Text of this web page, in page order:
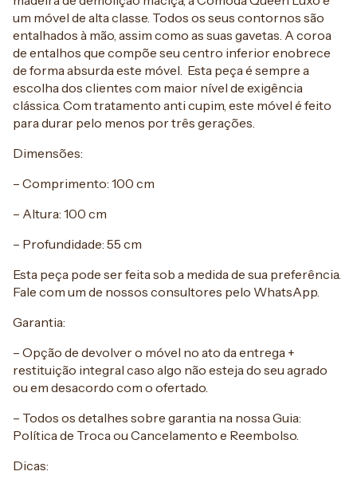
um móvel de alta classe. Todos os seus contornos são
entalhados à mão, assim como as suas gavetas. A coroa
de entalhos que compõe seu centro inferior enobrece
de forma absurda este móvel. Esta peça é sempre a
escolha dos clientes com maior nível de exigência
clássica. Com tratamento anti cupim, este móvel é feito
para durar pelo menos por três gerações.
Dimensões:
– Comprimento: 100 cm
– Altura: 100 cm
– Profundidade: 55 cm
Esta peça pode ser feita sob a medida de sua preferência.
Fale com um de nossos consultores pelo WhatsApp.
Garantia:
– Opção de devolver o móvel no ato da entrega +
restituição integral caso algo não esteja do seu agrado
ou em desacordo com o ofertado.
– Todos os detalhes sobre garantia na nossa Guia:
Política de Troca ou Cancelamento e Reembolso.
Dicas: